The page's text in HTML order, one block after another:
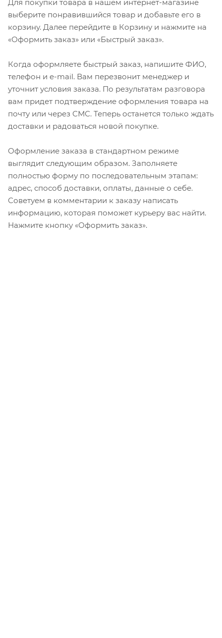
Для покупки товара в нашем интернет-магазине
выберите понравившийся товар и добавьте его в
корзину. Далее перейдите в Корзину и нажмите на
«Оформить заказ» или «Быстрый заказ».
Когда оформляете быстрый заказ, напишите ФИО,
телефон и e-mail. Вам перезвонит менеджер и
уточнит условия заказа. По результатам разговора
вам придет подтверждение оформления товара на
почту или через СМС. Теперь останется только ждать
доставки и радоваться новой покупке.
Оформление заказа в стандартном режиме
выглядит следующим образом. Заполняете
полностью форму по последовательным этапам:
адрес, способ доставки, оплаты, данные о себе.
Советуем в комментарии к заказу написать
информацию, которая поможет курьеру вас найти.
Нажмите кнопку «Оформить заказ».